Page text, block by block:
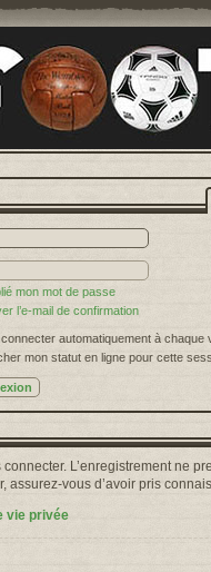
mon mot de passe
l’e-mail de confirmation
connecter automatiquement à chaque
mon statut en ligne pour cette
L’enregistrement ne
assurez-vous d’avoir pris
vie privée